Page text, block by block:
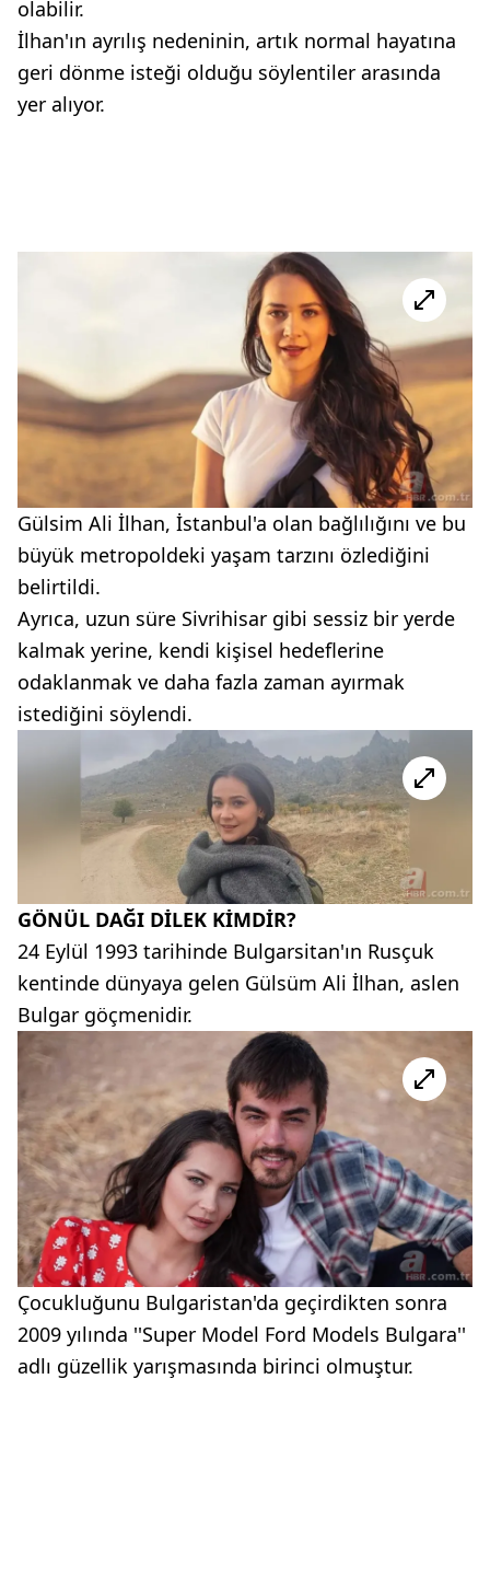
olabilir.
İlhan'ın ayrılış nedeninin, artık normal hayatına
geri dönme isteği olduğu söylentiler arasında
yer alıyor.
Gülsim Ali İlhan, İstanbul'a olan bağlılığını ve bu
büyük metropoldeki yaşam tarzını özlediğini
belirtildi.
Ayrıca, uzun süre Sivrihisar gibi sessiz bir yerde
kalmak yerine, kendi kişisel hedeflerine
odaklanmak ve daha fazla zaman ayırmak
istediğini söylendi.
GÖNÜL DAĞI DİLEK KİMDİR?
24 Eylül 1993 tarihinde Bulgarsitan'ın Rusçuk
kentinde dünyaya gelen Gülsüm Ali İlhan, aslen
Bulgar göçmenidir.
Çocukluğunu Bulgaristan'da geçirdikten sonra
2009 yılında ''Super Model Ford Models Bulgara''
adlı güzellik yarışmasında birinci olmuştur.